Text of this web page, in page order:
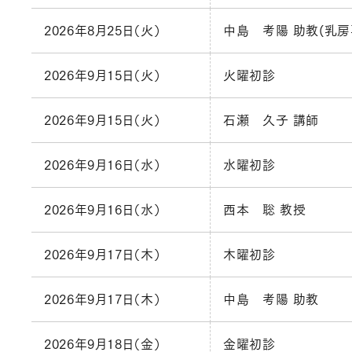
2026年8月25日（火） 中島 考陽 助教(乳房
2026年9月15日（火） 火曜初診
2026年9月15日（火） 石瀬 久子 講師
2026年9月16日（水） 水曜初診
2026年9月16日（水） 西本 聡 教授
2026年9月17日（木） 木曜初診
2026年9月17日（木） 中島 考陽 助教
2026年9月18日（金） 金曜初診